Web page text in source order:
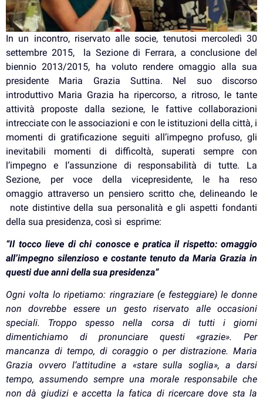
In un incontro, riservato alle socie, tenutosi mercoledì 30
settembre 2015, la Sezione di Ferrara, a conclusione del
biennio 2013/2015, ha voluto rendere omaggio alla sua
presidente Maria Grazia Suttina. Nel suo discorso
introduttivo Maria Grazia ha ripercorso, a ritroso, le tante
attività proposte dalla sezione, le fattive collaborazioni
intrecciate con le associazioni e con le istituzioni della città, i
momenti di gratificazione seguiti all’impegno profuso, gli
inevitabili momenti di difficoltà, superati sempre con
l’impegno e l’assunzione di responsabilità di tutte. La
Sezione, per voce della vicepresidente, le ha reso
omaggio attraverso un pensiero scritto che, delineando le
note distintive della sua personalità e gli aspetti fondanti
della sua presidenza, così si esprime:
“Il tocco lieve di chi conosce e pratica il rispetto: omaggio
all’impegno silenzioso e costante tenuto da Maria Grazia in
questi due anni della sua presidenza”
Ogni volta lo ripetiamo: ringraziare (e festeggiare) le donne
non dovrebbe essere un gesto riservato alle occasioni
speciali. Troppo spesso nella corsa di tutti i giorni
dimentichiamo di pronunciare questi «grazie». Per
mancanza di tempo, di coraggio o per distrazione. Maria
Grazia ovvero l’attitudine a «stare sulla soglia», a darsi
tempo, assumendo sempre una morale responsabile che
non dà giudizi e accetta la fatica di ricercare dove sta la